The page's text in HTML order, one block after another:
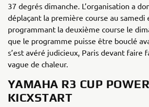
37 degrés dimanche. L’organisation a
déplaçant la première course au samedi
programmant la deuxième course le
que le programme puisse être bouclé
s’est avéré judicieux, Paris devant faire
vague de chaleur.
YAMAHA R3 CUP
KICXSTART